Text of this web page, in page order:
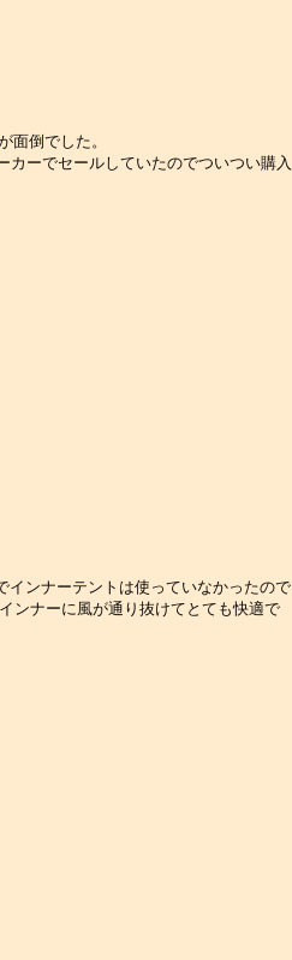
倒でした。
ーでセールしていたのでついつい購入
インナーテントは使っていなかったので
ンナーに風が通り抜けてとても快適で